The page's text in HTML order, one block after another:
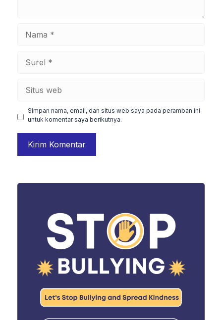
Simpan nama, email, dan situs web saya pada peramban ini
untuk komentar saya berikutnya.